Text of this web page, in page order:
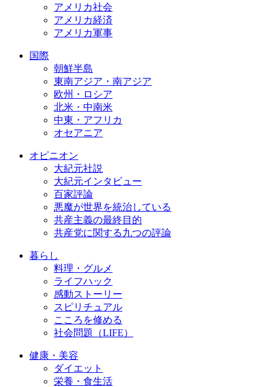
アメリカ社会
アメリカ経済
アメリカ軍事
国際
朝鮮半島
東南アジア・南アジア
欧州・ロシア
北米・中南米
中東・アフリカ
オセアニア
オピニオン
大紀元社説
大紀元インタビュー
百家評論
悪魔が世界を統治している
共産主義の最終目的
共産党に関する九つの評論
暮らし
料理・グルメ
ライフハック
感動ストーリー
スピリチュアル
こころを修める
社会問題（LIFE）
健康・美容
ダイエット
栄養・食生活